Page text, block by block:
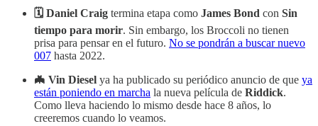
🗓 Daniel Craig termina etapa como James Bond con Sin
tiempo para morir. Sin embargo, los Broccoli no tienen
prisa para pensar en el futuro. No se pondrán a buscar nuevo
007 hasta 2022.
🦇 Vin Diesel ya ha publicado su periódico anuncio de que ya
están poniendo en marcha la nueva película de Riddick.
Como lleva haciendo lo mismo desde hace 8 años, lo
creeremos cuando lo veamos.